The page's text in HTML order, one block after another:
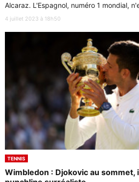
Alcaraz. L'Espagnol, numéro 1 mondial,
4 juillet 2023 à 18h50
TENNIS
Wimbledon : Djokovic au sommet,